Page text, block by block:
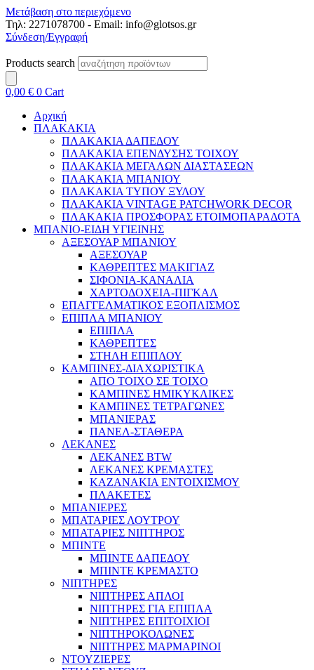
Μετάβαση στο περιεχόμενο
Τηλ: 2271078700 - Email: info@glotsos.gr
Σύνδεση/Εγγραφή
Products search
0,00 € 0 Cart
Αρχική
ΠΛΑΚΑΚΙΑ
ΠΛΑΚΑΚΙΑ ΔΑΠΕΔΟΥ
ΠΛΑΚΑΚΙΑ ΕΠΕΝΔΥΣΗΣ ΤΟΙΧΟΥ
ΠΛΑΚΑΚΙΑ ΜΕΓΑΛΩΝ ΔΙΑΣΤΑΣΕΩΝ
ΠΛΑΚΑΚΙΑ ΜΠΑΝΙΟΥ
ΠΛΑΚΑΚΙΑ ΤΥΠΟΥ ΞΥΛΟΥ
ΠΛΑΚΑΚΙΑ VINTAGE PATCHWORK DECOR
ΠΛΑΚΑΚΙΑ ΠΡΟΣΦΟΡΑΣ ΕΤΟΙΜΟΠΑΡΑΔΟΤΑ
ΜΠΑΝΙΟ-ΕΙΔΗ ΥΓΙΕΙΝΗΣ
ΑΞΕΣΟΥΑΡ ΜΠΑΝΙΟΥ
ΑΞΕΣΟΥΑΡ
ΚΑΘΡΕΠΤΕΣ ΜΑΚΙΓΙΑΖ
ΣΙΦΟΝΙΑ-ΚΑΝΑΛΙΑ
ΧΑΡΤΟΔΟΧΕΙΑ-ΠΙΓΚΑΛ
ΕΠΑΓΓΕΛΜΑΤΙΚΟΣ ΕΞΟΠΛΙΣΜΟΣ
ΕΠΙΠΛΑ ΜΠΑΝΙΟΥ
ΕΠΙΠΛΑ
ΚΑΘΡΕΠΤΕΣ
ΣΤΗΛΗ ΕΠΙΠΛΟΥ
ΚΑΜΠΙΝΕΣ-ΔΙΑΧΩΡΙΣΤΙΚΑ
ΑΠΟ ΤΟΙΧΟ ΣΕ ΤΟΙΧΟ
ΚΑΜΠΙΝΕΣ ΗΜΙΚΥΚΛΙΚΕΣ
ΚΑΜΠΙΝΕΣ ΤΕΤΡΑΓΩΝΕΣ
ΜΠΑΝΙΕΡΑΣ
ΠΑΝΕΛ-ΣΤΑΘΕΡΑ
ΛΕΚΑΝΕΣ
ΛΕΚΑΝΕΣ BTW
ΛΕΚΑΝΕΣ ΚΡΕΜΑΣΤΕΣ
ΚΑΖΑΝΑΚΙΑ ΕΝΤΟΙΧΙΣΜΟΥ
ΠΛΑΚΕΤΕΣ
ΜΠΑΝΙΕΡΕΣ
ΜΠΑΤΑΡΙΕΣ ΛΟΥΤΡΟΥ
ΜΠΑΤΑΡΙΕΣ ΝΙΠΤΗΡΟΣ
ΜΠΙΝΤΕ
ΜΠΙΝΤΕ ΔΑΠΕΔΟΥ
ΜΠΙΝΤΕ ΚΡΕΜΑΣΤΟ
ΝΙΠΤΗΡΕΣ
ΝΙΠΤΗΡΕΣ ΑΠΛΟΙ
ΝΙΠΤΗΡΕΣ ΓΙΑ ΕΠΙΠΛΑ
ΝΙΠΤΗΡΕΣ ΕΠΙΤΟΙΧΙΟΙ
ΝΙΠΤΗΡΟΚΟΛΩΝΕΣ
ΝΙΠΤΗΡΕΣ ΜΑΡΜΑΡΙΝΟΙ
ΝΤΟΥΖΙΕΡΕΣ